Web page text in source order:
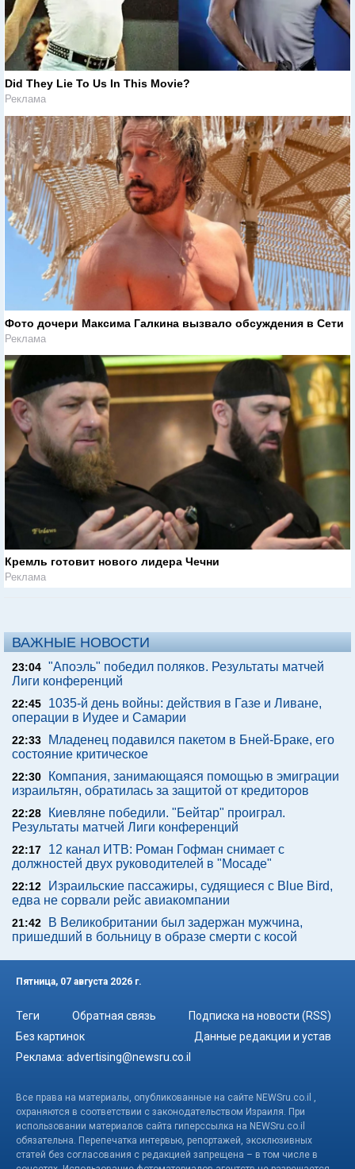
Did They Lie To Us In This Movie?
Реклама
Фото дочери Максима Галкина вызвало обсуждения в Сети
Реклама
Кремль готовит нового лидера Чечни
Реклама
ВАЖНЫЕ НОВОСТИ
23:04 "Апоэль" победил поляков. Результаты матчей
Лиги конференций
22:45
1035-й день войны: действия в Газе и Ливане,
операции в Иудее и Самарии
22:33
Младенец подавился пакетом в Бней-Браке, его
состояние критическое
22:30
Компания, занимающаяся помощью в эмиграции
израильтян, обратилась за защитой от кредиторов
22:28
Киевляне победили. "Бейтар" проиграл.
Результаты матчей Лиги конференций
22:17
12 канал ИТВ: Роман Гофман снимает с
должностей двух руководителей в "Мосаде"
22:12
Израильские пассажиры, судящиеся с Blue Bird,
едва не сорвали рейс авиакомпании
21:42
В Великобритании был задержан мужчина,
пришедший в больницу в образе смерти с косой
Пятница, 07 августа 2026 г.
Теги Обратная связь
Подписка на новости (RSS)
Без картинок
Данные редакции и устав
Реклама: advertising@newsru.co.il
Все права на материалы, опубликованные на сайте NEWSru.co.il ,
охраняются в соответствии с законодательством Израиля. При
использовании материалов сайта гиперссылка на NEWSru.co.il
обязательна. Перепечатка интервью, репортажей, эксклюзивных
статей без согласования с редакцией запрещена – в том числе в